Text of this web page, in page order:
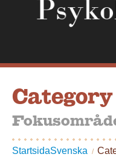
StartsidaSvenska